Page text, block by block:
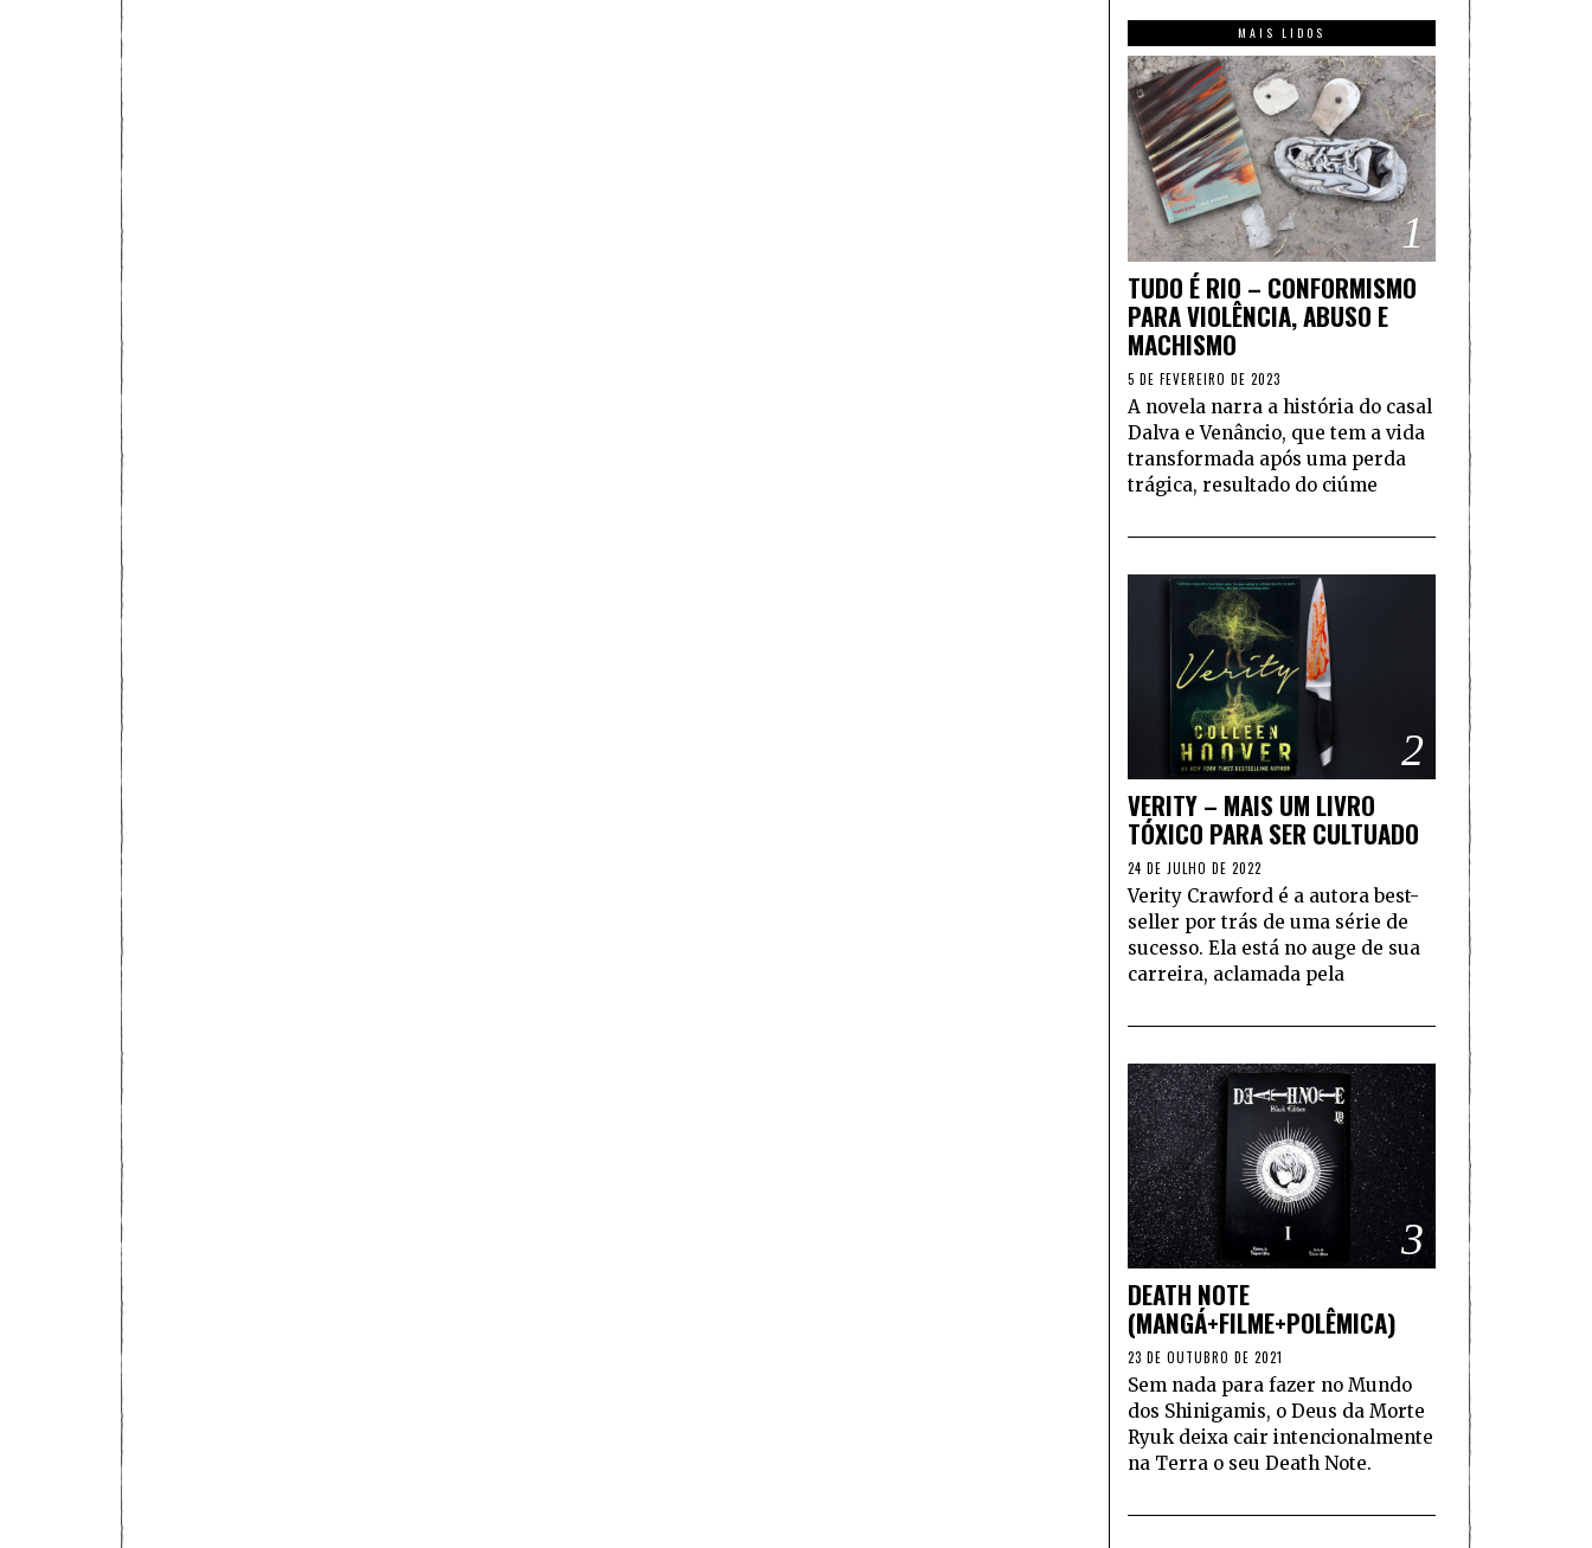
MAIS LIDOS
1
TUDO É RIO – CONFORMISMO
PARA VIOLÊNCIA, ABUSO E
MACHISMO
5 DE FEVEREIRO DE 2023
A novela narra a história do casal
Dalva e Venâncio, que tem a vida
transformada após uma perda
trágica, resultado do ciúme
2
VERITY – MAIS UM LIVRO
TÓXICO PARA SER CULTUADO
24 DE JULHO DE 2022
Verity Crawford é a autora best-
seller por trás de uma série de
sucesso. Ela está no auge de sua
carreira, aclamada pela
3
DEATH NOTE
(MANGÁ+FILME+POLÊMICA)
23 DE OUTUBRO DE 2021
Sem nada para fazer no Mundo
dos Shinigamis, o Deus da Morte
Ryuk deixa cair intencionalmente
na Terra o seu Death Note.